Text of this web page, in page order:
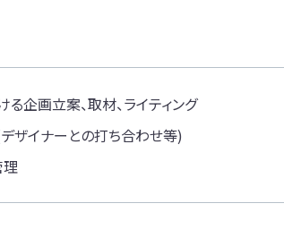
企画立案、取材、ライティング
ザイナーとの打ち合わせ等)
理